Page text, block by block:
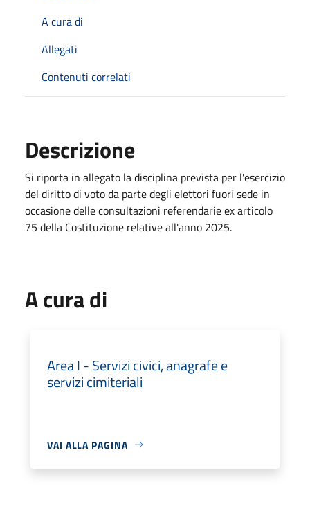
A cura di
Allegati
Contenuti correlati
Descrizione
Si riporta in allegato la disciplina prevista per l'esercizio
del diritto di voto da parte degli elettori fuori sede in
occasione delle consultazioni referendarie ex articolo
75 della Costituzione relative all'anno 2025.
A cura di
Area I - Servizi civici, anagrafe e
servizi cimiteriali
VAI ALLA PAGINA